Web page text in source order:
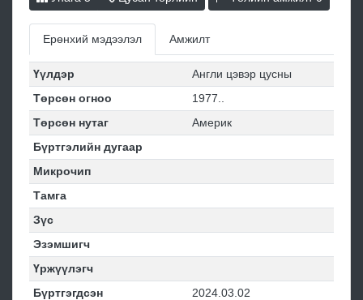
Ерөнхий мэдээлэл Амжилт
Үүлдэр
Англи цэвэр цусны
Төрсөн огноо
1977..
Төрсөн нутаг
Америк
Бүртгэлийн дугаар
Микрочип
Тамга
Зүс
Эзэмшигч
Үржүүлэгч
Бүртгэгдсэн
2024.03.02